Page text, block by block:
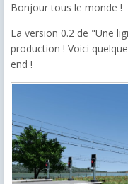
Bonjour tous le monde !
La version 0.2 de "Une
production ! Voici
end !